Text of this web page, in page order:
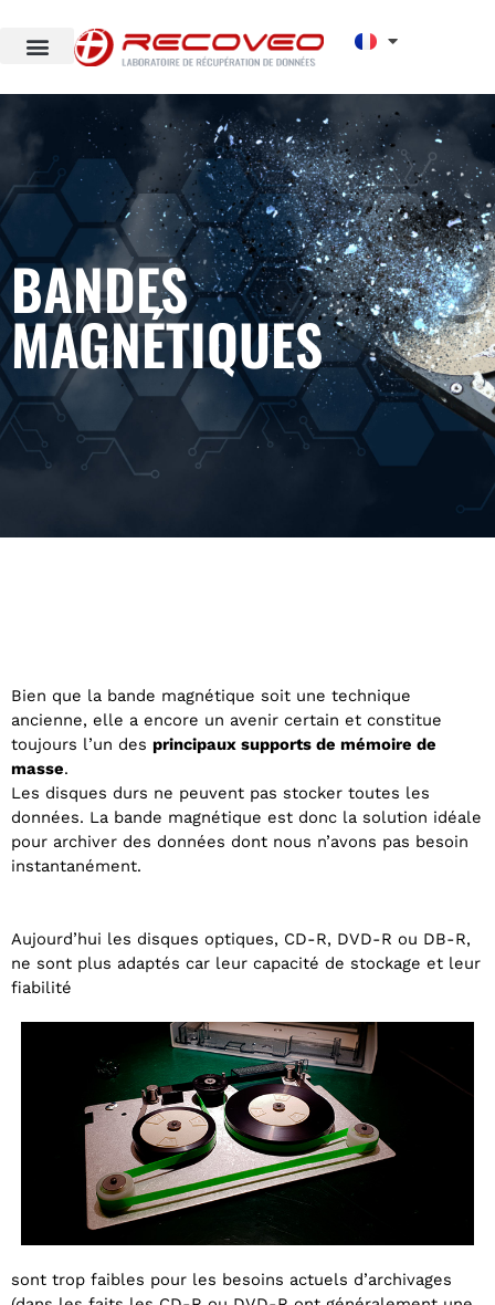
BANDES
MAGNÉTIQUES
Bien que la bande magnétique soit une technique
ancienne, elle a encore un avenir certain et constitue
toujours l’un des principaux supports de mémoire de
masse.
Les disques durs ne peuvent pas stocker toutes les
données. La bande magnétique est donc la solution idéale
pour archiver des données dont nous n’avons pas besoin
instantanément.
Aujourd’hui les disques optiques, CD-R, DVD-R ou DB-R,
ne sont plus adaptés car leur capacité de stockage et leur
fiabilité
sont trop faibles pour les besoins actuels d’archivages